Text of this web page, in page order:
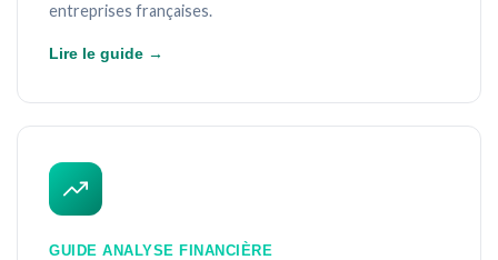
entreprises françaises.
Lire le guide →
GUIDE ANALYSE FINANCIÈRE